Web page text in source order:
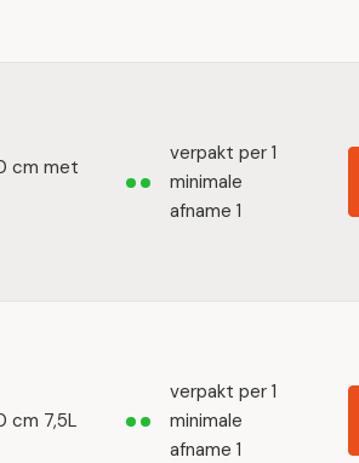
cm met
verpakt per 1
minimale
afname 1
cm 7,5L
verpakt per 1
minimale
afname 1